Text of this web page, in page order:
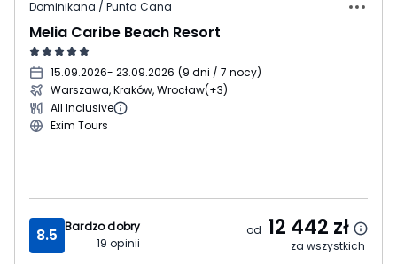
Dominikana / Punta Cana
Melia Caribe Beach Resort
15.09.2026- 23.09.2026 (9 dni / 7 nocy)
Warszawa, Kraków, Wrocław(+3)
All Inclusive
Exim Tours
8.5 Bardzo dobry
19 opinii
od 12 442 zł
za wszystkich